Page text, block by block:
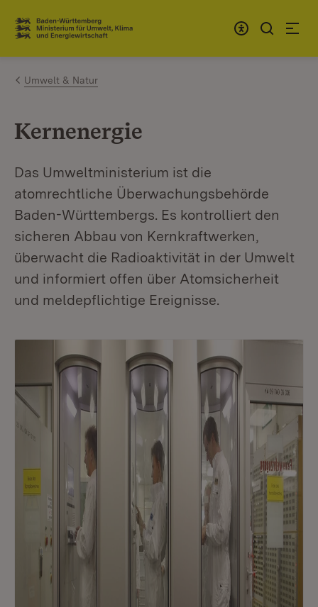
Zum Inhalt springen
Link zur Startseite
Umwelt & Natur
Kernenergie
Das Umweltministerium ist die
atomrechtliche Überwachungsbehörde
Baden-Württembergs. Es kontrolliert den
sicheren Abbau von Kernkraftwerken,
überwacht die Radioaktivität in der Umwelt
und informiert offen über Atomsicherheit
und meldepflichtige Ereignisse.